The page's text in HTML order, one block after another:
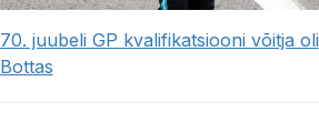
70. juubeli GP kvalifikatsiooni võitja oli
Bottas